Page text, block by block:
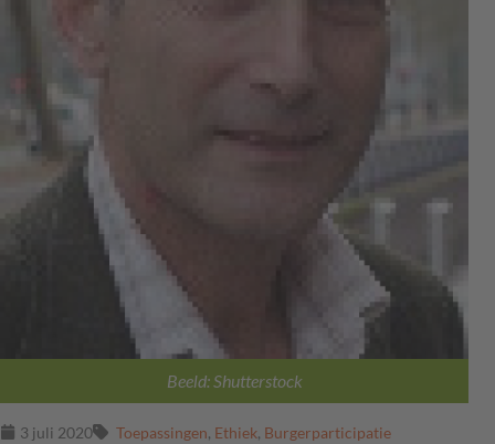
Beeld: Shutterstock
3 juli 2020 Toepassingen, Ethiek, Burgerparticipatie